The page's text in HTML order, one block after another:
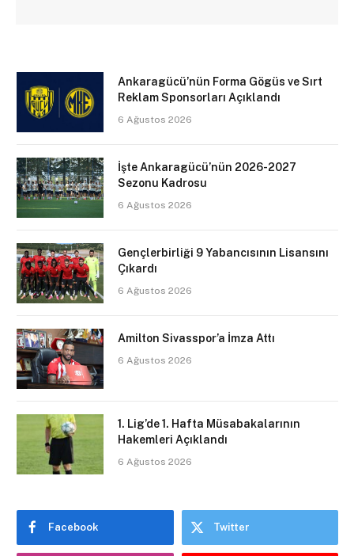
Ankaragücü’nün Forma Gögüs ve Sırt
Reklam Sponsorları Açıklandı
6 Ağustos 2026
İşte Ankaragücü’nün 2026-2027
Sezonu Kadrosu
6 Ağustos 2026
Gençlerbirliği 9 Yabancısının Lisansını
Çıkardı
6 Ağustos 2026
Amilton Sivasspor’a İmza Attı
6 Ağustos 2026
1. Lig’de 1. Hafta Müsabakalarının
Hakemleri Açıklandı
6 Ağustos 2026
Facebook Twitter